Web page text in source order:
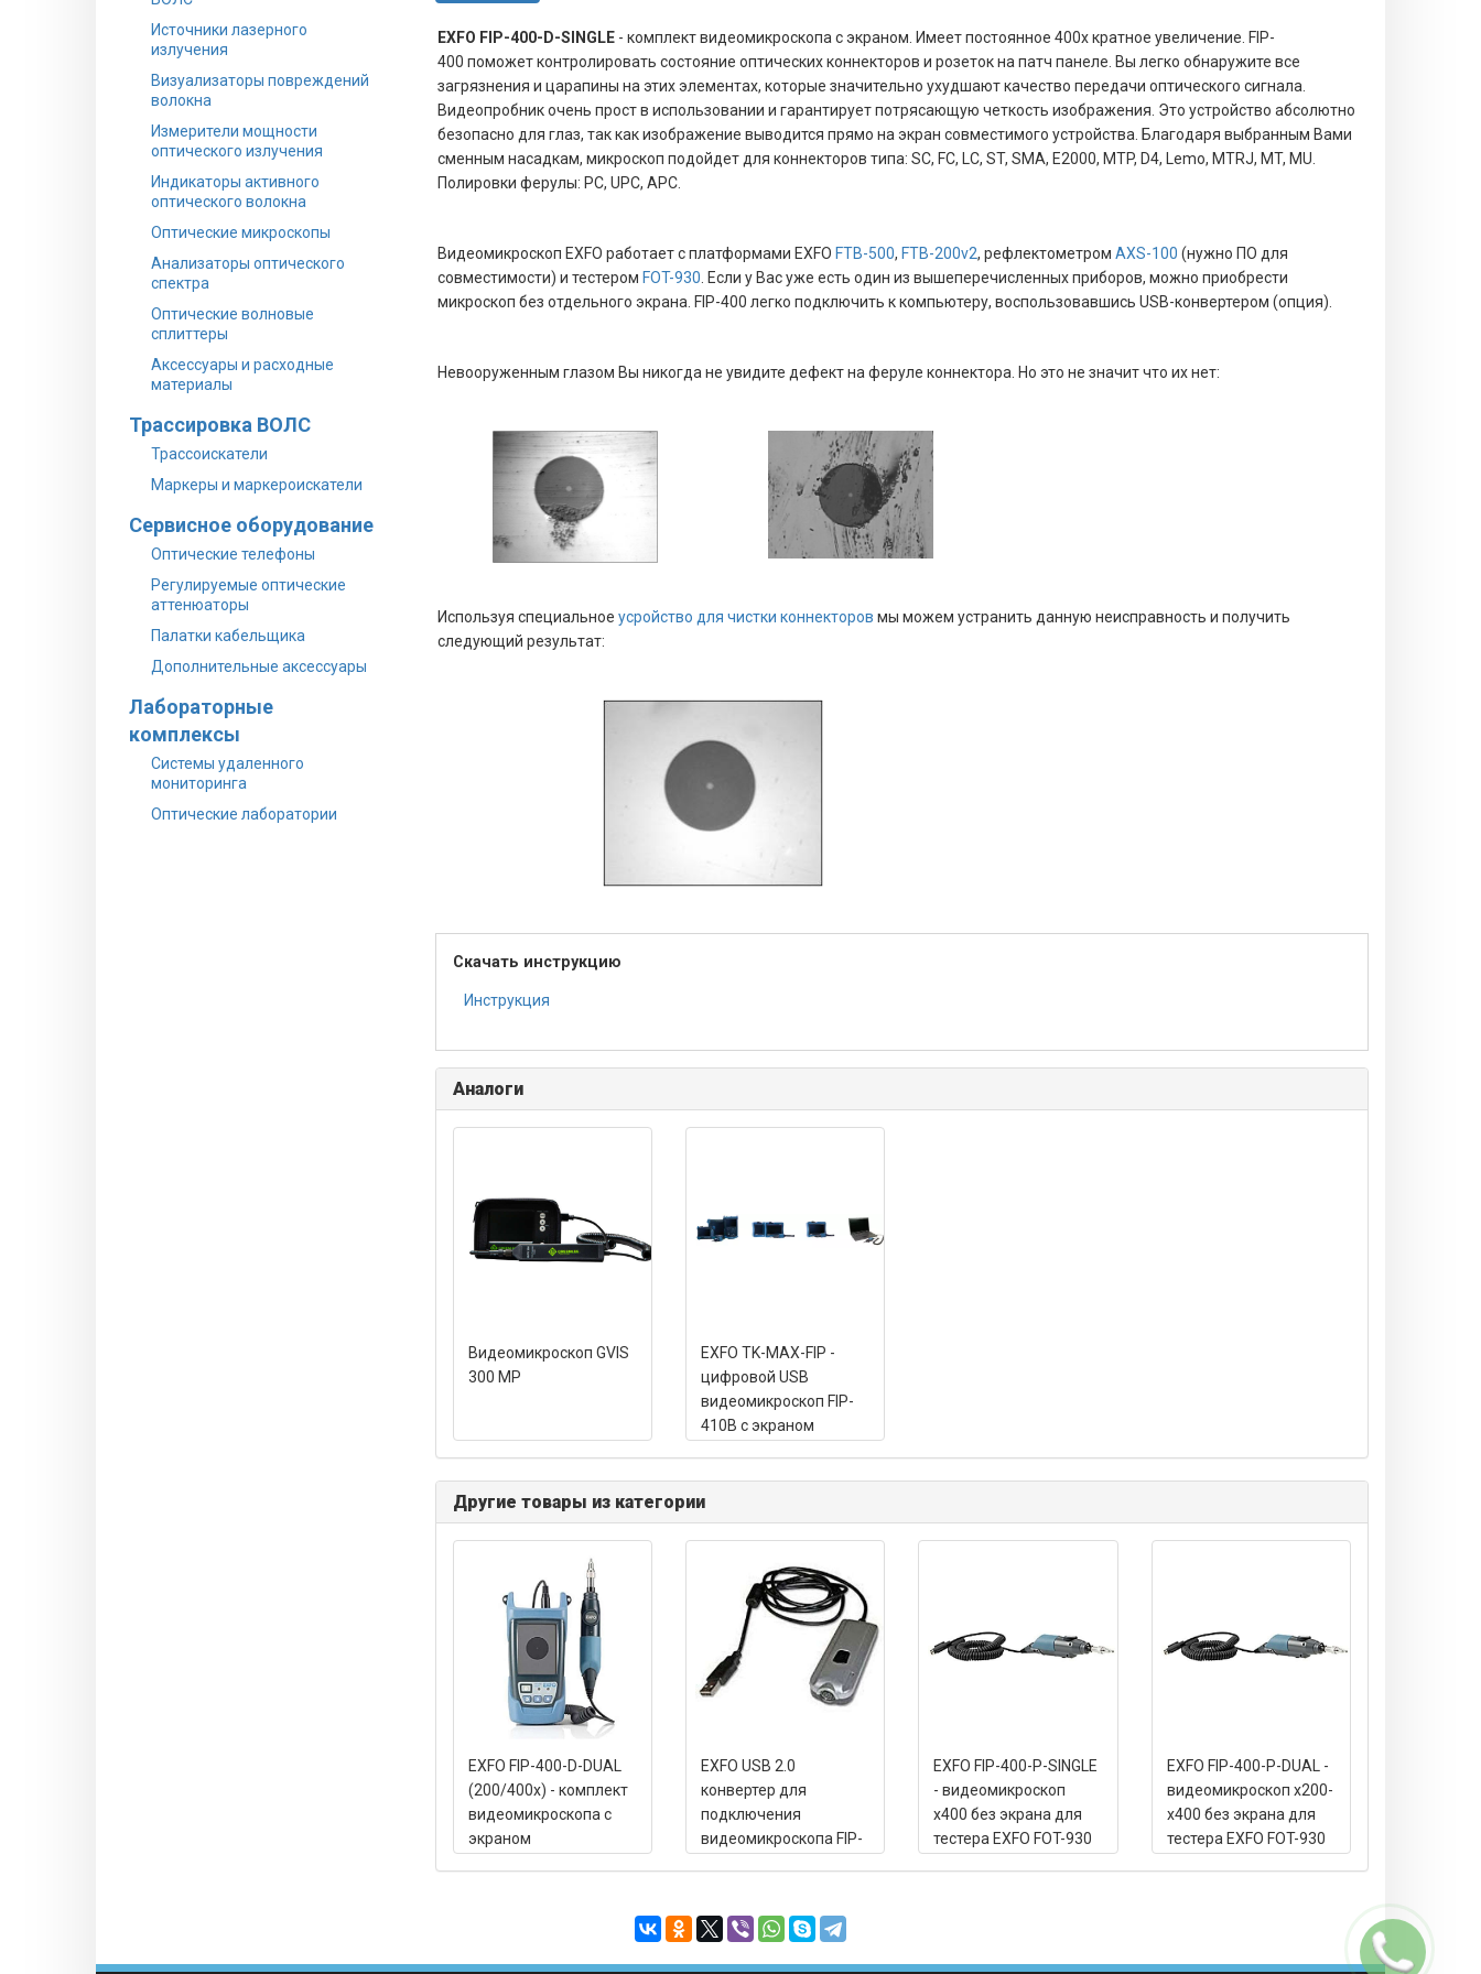
Источники лазерного
излучения
Визуализаторы повреждений
волокна
Измерители мощности
оптического излучения
Индикаторы активного
оптического волокна
Оптические микроскопы
Анализаторы оптического
спектра
Оптические волновые
сплиттеры
Аксессуары и расходные
материалы
Трассировка ВОЛС
Трассоискатели
Маркеры и маркероискатели
Сервисное оборудование
Оптические телефоны
Регулируемые оптические
аттенюаторы
Палатки кабельщика
Дополнительные аксессуары
Лабораторные
комплексы
Системы удаленного
мониторинга
Оптические лаборатории
EXFO FIP-400-D-SINGLE- комплект видеомикроскопа с экраном. Имеет постоянное 400x кратное увеличение. FIP-
400 поможет контролировать состояние оптических коннекторов и розеток на патч панеле. Вы легко обнаружите все
загрязнения и царапины на этих элементах, которые значительно ухудшают качество передачи оптического сигнала.
Видеопробник очень прост в использовании и гарантирует потрясающую четкость изображения. Это устройство абсолютно
безопасно для глаз, так как изображение выводится прямо на экран совместимого устройства. Благодаря выбранным Вами
сменным насадкам, микроскоп подойдет для коннекторов типа: SC, FC, LC, ST, SMA, E2000, MTP, D4, Lemo, MTRJ, MT, MU.
Полировки ферулы: PC, UPC, APC.
Видеомикроскоп EXFO работает с платформами EXFO FTB-500, FTB-200v2, рефлектометром AXS-100 (нужно ПО для
совместимости) и тестером FOT-930 . Если у Вас уже есть один из вышеперечисленных приборов, можно приобрести
микроскоп без отдельного экрана. FIP-400 легко подключить к компьютеру, воспользовавшись USB-конвертером (опция).
Невооруженным глазом Вы никогда не увидите дефект на феруле коннектора. Но это не значит что их нет:
Используя специальное усройство для чистки коннекторов мы можем устранить данную неисправность и получить
следующий результат:
Скачать инструкцию
Инструкция
Аналоги
Видеомикроскоп GVIS
300 MP
EXFO TK-MAX-FIP -
цифровой USB
видеомикроскоп FIP-
410B с экраном
Другие товары из категории
EXFO FIP-400-D-DUAL
(200/400x) - комплект
видеомикроскопа с
экраном
EXFO USB 2.0
конвертер для
подключения
видеомикроскопа FIP-
EXFO FIP-400-P-SINGLE
- видеомикроскоп
x400 без экрана для
тестера EXFO FOT-930
EXFO FIP-400-P-DUAL -
видеомикроскоп x200-
x400 без экрана для
тестера EXFO FOT-930
Заказать
звонок